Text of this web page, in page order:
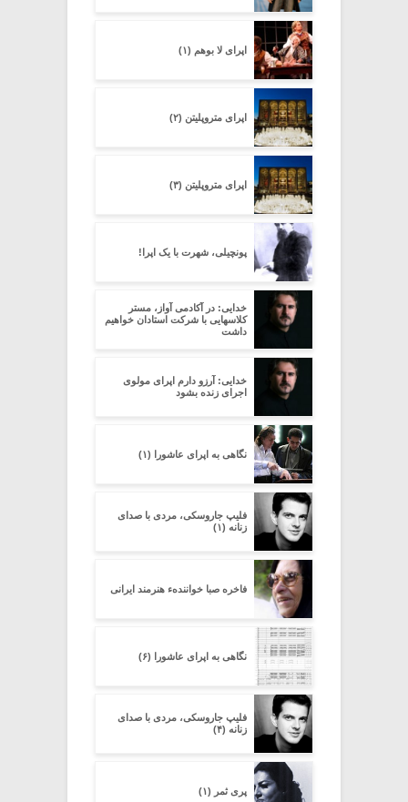
اپرای لا بوهم (۱)
اپرای متروپلیتن (۲)
اپرای متروپلیتن (۳)
پونچیلی، شهرت با یک اپرا!
خدایی: در آکادمی آواز، مستر
کلاسهایی با شرکت استادان خواهیم
داشت
خدایی: آرزو دارم اپرای مولوی
اجرای زنده بشود
نگاهی به اپرای عاشورا (۱)
فلیپ جاروسکی، مردی با صدای
زنانه (۱)
فاخره صبا خوانندهء هنرمند ایرانی
نگاهی به اپرای عاشورا (۶)
فلیپ جاروسکی، مردی با صدای
زنانه (۴)
پری ثمر (۱)